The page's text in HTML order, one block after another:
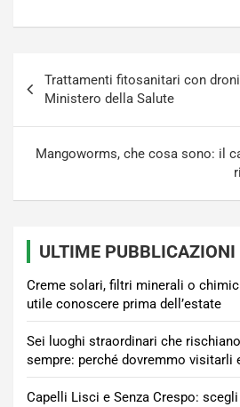
articoli
Trattamenti fitosanitari con
Ministero della Salute
Mangoworms, che cosa sono: il
ULTIME PUBBLICAZIONI
Creme solari, filtri minerali o
utile conoscere prima dell’estate
Sei luoghi straordinari che
sempre: perché dovremmo visitarli
Capelli Lisci e Senza Crespo: